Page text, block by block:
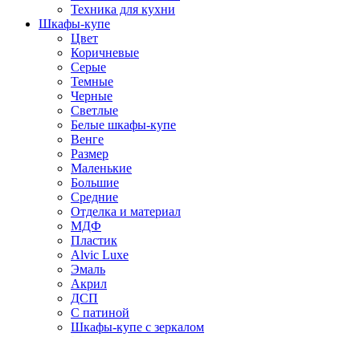
Техника для кухни
Шкафы-купе
Цвет
Коричневые
Серые
Темные
Черные
Светлые
Белые шкафы-купе
Венге
Размер
Маленькие
Большие
Средние
Отделка и материал
МДФ
Пластик
Alvic Luxe
Эмаль
Акрил
ДСП
С патиной
Шкафы-купе с зеркалом